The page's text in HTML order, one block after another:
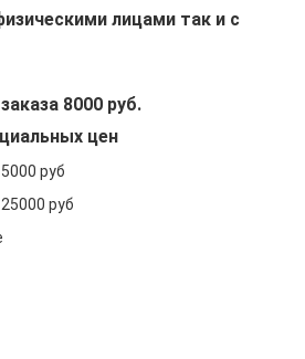
лицами так и с
8000 руб.
цен
руб
руб